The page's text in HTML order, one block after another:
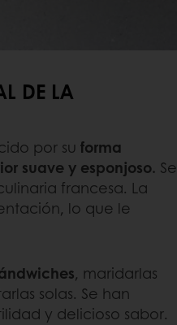
DE LA
por su forma
suave y esponjoso. Se
francesa. La
lo que le
, maridarlas
solas. Se han
y delicioso sabor.